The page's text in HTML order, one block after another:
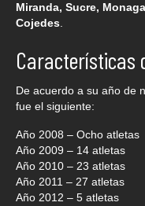
Miranda, Sucre,
Cojedes
Características
De acuerdo a su año de
fue el siguiente:
Año 2008 – Ocho atletas
Año 2009 – 14 atletas
Año 2010 – 23 atletas
Año 2011 – 27 atletas
Año 2012 – 5 atletas